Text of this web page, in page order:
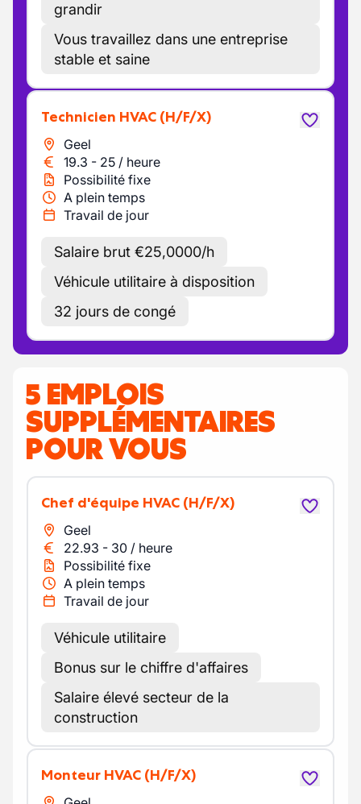
grandir
Vous travaillez dans une entreprise
stable et saine
Technicien HVAC (H/F/X)
Geel
19.3 - 25 / heure
Possibilité fixe
A plein temps
Travail de jour
Salaire brut €25,0000/h
Véhicule utilitaire à disposition
32 jours de congé
5 EMPLOIS
SUPPLÉMENTAIRES
POUR VOUS
Chef d'équipe HVAC (H/F/X)
Geel
22.93 - 30 / heure
Possibilité fixe
A plein temps
Travail de jour
Véhicule utilitaire
Bonus sur le chiffre d'affaires
Salaire élevé secteur de la
construction
Monteur HVAC (H/F/X)